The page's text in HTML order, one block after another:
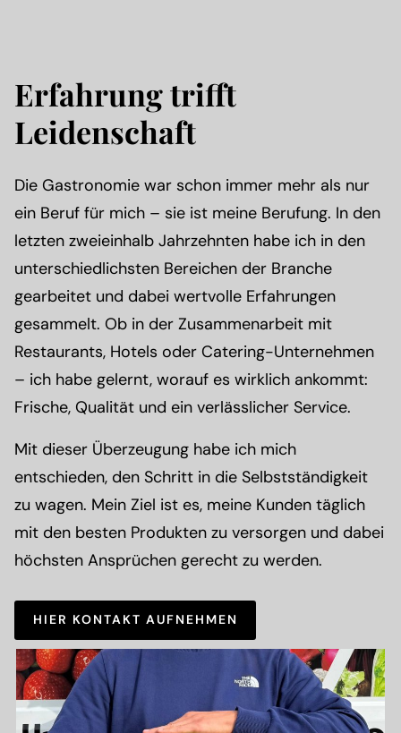
Erfahrung trifft
Leidenschaft
Die Gastronomie war schon immer mehr als nur
ein Beruf für mich – sie ist meine Berufung. In den
letzten zweieinhalb Jahrzehnten habe ich in den
unterschiedlichsten Bereichen der Branche
gearbeitet und dabei wertvolle Erfahrungen
gesammelt. Ob in der Zusammenarbeit mit
Restaurants, Hotels oder Catering-Unternehmen
– ich habe gelernt, worauf es wirklich ankommt:
Frische, Qualität und ein verlässlicher Service.
Mit dieser Überzeugung habe ich mich
entschieden, den Schritt in die Selbstständigkeit
zu wagen. Mein Ziel ist es, meine Kunden täglich
mit den besten Produkten zu versorgen und dabei
höchsten Ansprüchen gerecht zu werden.
HIER KONTAKT AUFNEHMEN